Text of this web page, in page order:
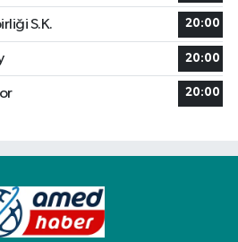
S.K. 20:00
20:00
20:00